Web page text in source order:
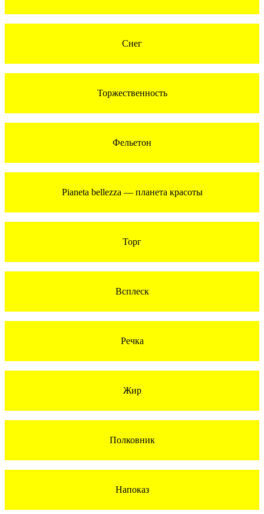
Снег
Торжественность
Фельетон
Pianeta bellezza — планета красоты
Торг
Всплеск
Речка
Жир
Полковник
Напоказ